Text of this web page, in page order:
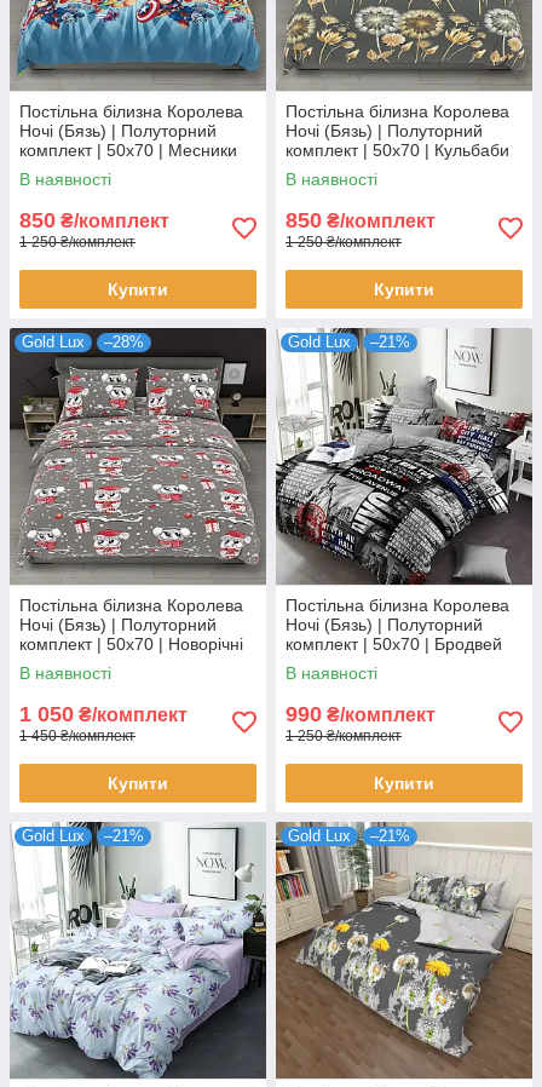
Постільна білизна Королева
Ночі (Бязь) | Полуторний
комплект | 50х70 | Месники
на блакитному
В наявності
850 ₴/комплект
1 250 ₴/комплект
Купити
Постільна білизна Королева
Ночі (Бязь) | Полуторний
комплект | 50х70 | Кульбаби
на сірому
В наявності
850 ₴/комплект
1 250 ₴/комплект
Купити
Gold Lux –28%
Постільна білизна Королева
Ночі (Бязь) | Полуторний
комплект | 50х70 | Новорічні
сови на сірому
В наявності
1 050 ₴/комплект
1 450 ₴/комплект
Купити
Gold Lux –21%
Постільна білизна Королева
Ночі (Бязь) | Полуторний
комплект | 50х70 | Бродвей
В наявності
990 ₴/комплект
1 250 ₴/комплект
Купити
Gold Lux –21% Gold Lux –21%